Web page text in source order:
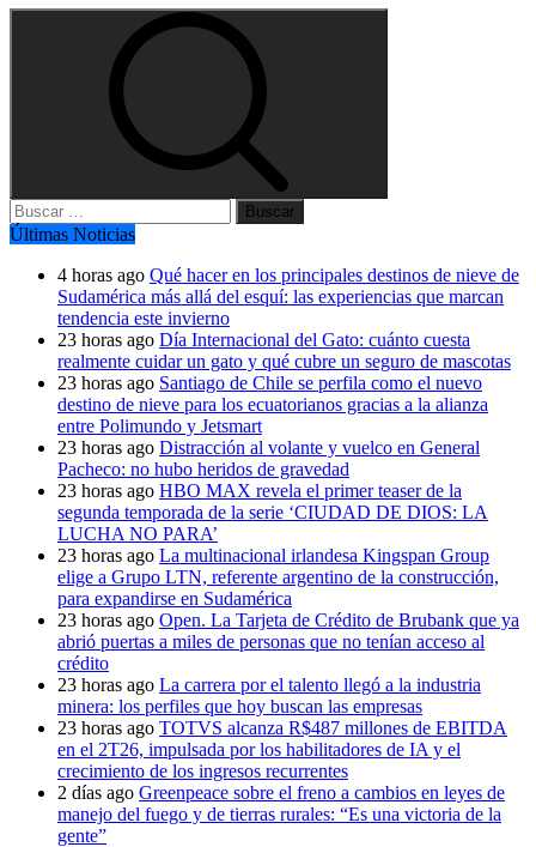
Buscar:
Últimas Noticias
4 horas ago Qué hacer en los principales destinos de nieve de
Sudamérica más allá del esquí: las experiencias que marcan
tendencia este invierno
23 horas ago Día Internacional del Gato: cuánto cuesta
realmente cuidar un gato y qué cubre un seguro de mascotas
23 horas ago Santiago de Chile se perfila como el nuevo
destino de nieve para los ecuatorianos gracias a la alianza
entre Polimundo y Jetsmart
23 horas ago Distracción al volante y vuelco en General
Pacheco: no hubo heridos de gravedad
23 horas ago HBO MAX revela el primer teaser de la
segunda temporada de la serie ‘CIUDAD DE DIOS: LA
LUCHA NO PARA’
23 horas ago La multinacional irlandesa Kingspan Group
elige a Grupo LTN, referente argentino de la construcción,
para expandirse en Sudamérica
23 horas ago Open. La Tarjeta de Crédito de Brubank que ya
abrió puertas a miles de personas que no tenían acceso al
crédito
23 horas ago La carrera por el talento llegó a la industria
minera: los perfiles que hoy buscan las empresas
23 horas ago TOTVS alcanza R$487 millones de EBITDA
en el 2T26, impulsada por los habilitadores de IA y el
crecimiento de los ingresos recurrentes
2 días ago Greenpeace sobre el freno a cambios en leyes de
manejo del fuego y de tierras rurales: “Es una victoria de la
gente”